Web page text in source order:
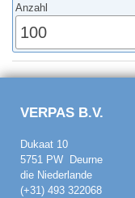
Anzahl
VERPAS B.V.
Dukaat 10
5751 PW Deurne
die Niederlande
(+31) 493 322068